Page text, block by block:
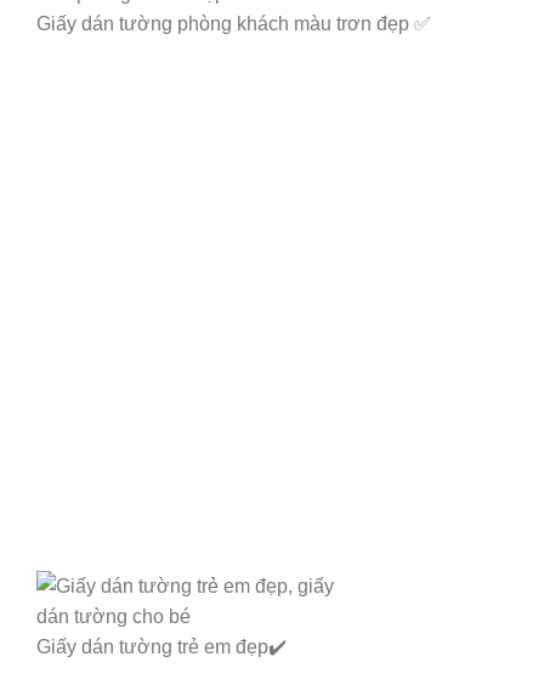
Giấy dán tường phòng khách màu trơn đẹp ✅
Giấy dán tường trẻ em đẹp✔️